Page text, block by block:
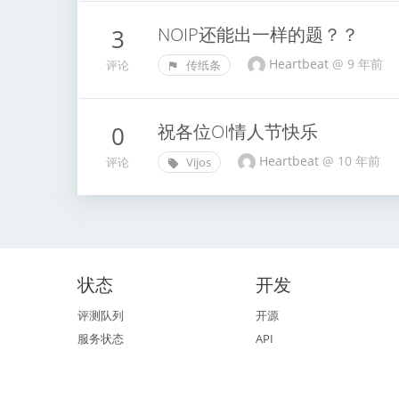
3
评论
NOIP还能出一样的题？？
传纸条 Heartbeat @ 9 年前
0
评论
祝各位OI情人节快乐
Vijos Heartbeat @ 10 年前
状态
评测队列
服务状态
开发
开源
API